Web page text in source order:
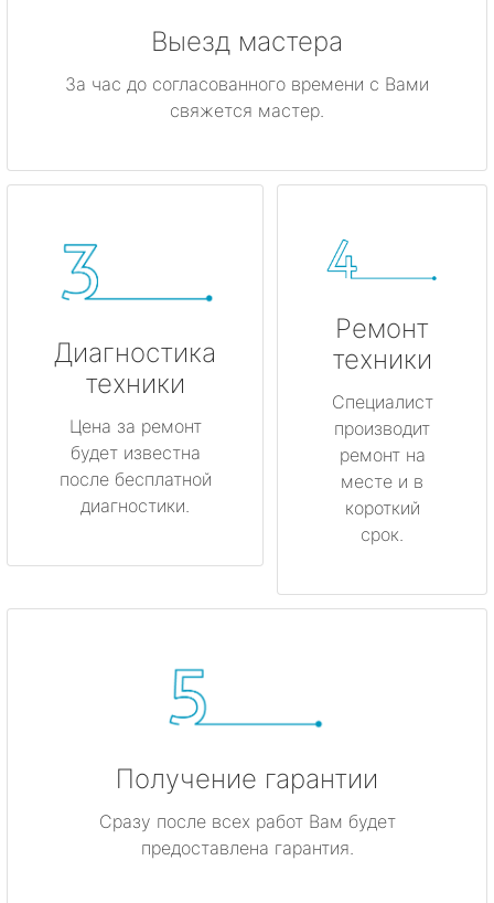
Выезд мастера
За час до согласованного времени с Вами
свяжется мастер.
Диагностика
техники
Цена за ремонт
будет известна
после бесплатной
диагностики.
Ремонт
техники
Специалист
производит
ремонт на
месте и в
короткий
срок.
Получение гарантии
Сразу после всех работ Вам будет
предоставлена гарантия.